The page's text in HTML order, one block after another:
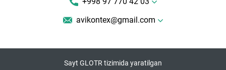
avikontex@gmail.com
Sayt GLOTR tizimida yaratilgan